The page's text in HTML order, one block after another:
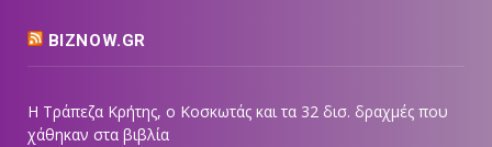
BIZNOW.GR
Η Τράπεζα Κρήτης, ο Κοσκωτάς και τα 32 δισ. δραχμές που
χάθηκαν στα βιβλία